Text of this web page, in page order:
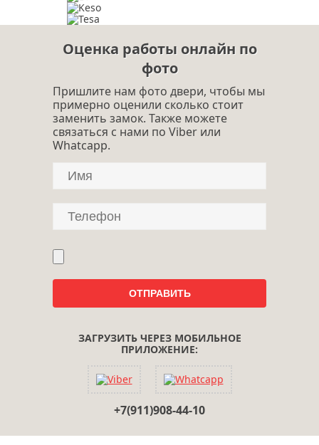
Оценка работы онлайн по
фото
Пришлите нам фото двери, чтобы мы
примерно оценили сколько стоит
заменить замок. Также можете
связаться с нами по Viber или
Whatcapp.
ЗАГРУЗИТЬ ЧЕРЕЗ МОБИЛЬНОЕ
ПРИЛОЖЕНИЕ:
+7(911)908-44-10